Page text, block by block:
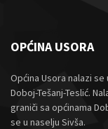
OPĆINA USORA
Općina Usora nalazi
Doboj-Tešanj-Teslić.
graniči sa općinama
se u naselju Sivša.